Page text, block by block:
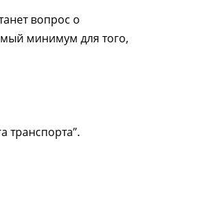
вопрос о
минимум для того,
транспорта”.